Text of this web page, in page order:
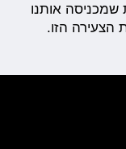
שמכניסה אותנו
הצעירה הזו.